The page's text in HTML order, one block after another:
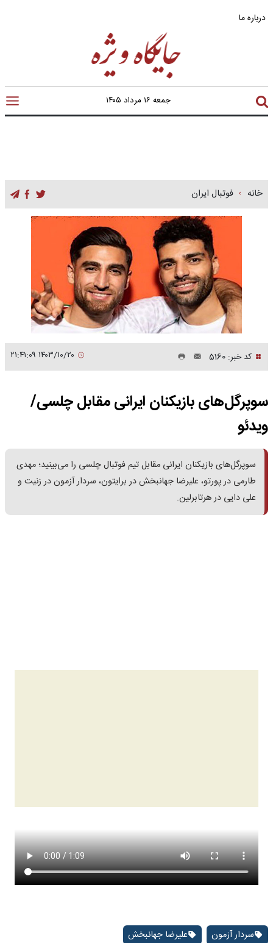
درباره ما
جمعه ۱۶ مرداد ۱۴۰۵
خانه فوتبال ایران
کد خبر: 5160
سوپرگل‌های بازیکنان ایرانی مقابل چلسی/
ویدئو
سوپرگل‌های بازیکنان ایرانی مقابل تیم فوتبال چلسی را می‌بینید؛ مهدی
طارمی در پورتو، علیرضا جهانبخش در برایتون، سردار آزمون در زنیت و
علی دایی در هرتابرلین.
سردار آزمون علیرضا جهانبخش